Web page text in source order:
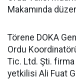
Makamında
Törene DOKA
Ordu
Tic. Ltd. Şti. firma
yetkilisi Ali Fuat